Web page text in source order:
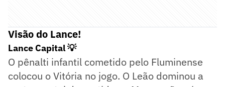
Visão do Lance!
Lance Capital 💡
O pênalti infantil cometido pelo Fluminense
colocou o Vitória no jogo. O Leão dominou a